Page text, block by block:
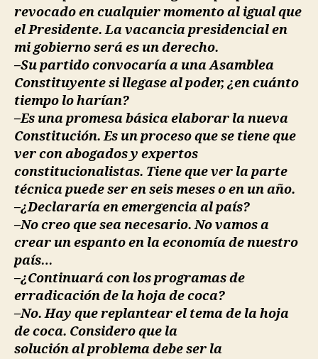
revocado en cualquier momento al igual que
el Presidente. La vacancia presidencial en
mi gobierno será es un derecho.
–Su partido convocaría a una Asamblea
Constituyente si llegase al poder, ¿en cuánto
tiempo lo harían?
–Es una promesa básica elaborar la nueva
Constitución. Es un proceso que se tiene que
ver con abogados y expertos
constitucionalistas. Tiene que ver la parte
técnica puede ser en seis meses o en un año.
–¿Declararía en emergencia al país?
–No creo que sea necesario. No vamos a
crear un espanto en la economía de nuestro
país…
–¿Continuará con los programas de
erradicación de la hoja de coca?
–No. Hay que replantear el tema de la hoja
de coca. Considero que la
solución al problema debe ser la